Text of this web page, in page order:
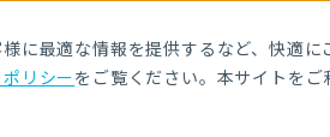
に最適な情報を提供するなど、快適
リシーをご覧ください。本サイトを